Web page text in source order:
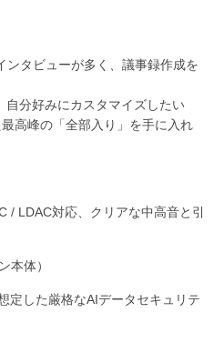
ンタビューが多く、議事録作成を
自分好みにカスタマイズしたい
高峰の「全部入り」を手に入れ
/ LDAC対応、クリアな中高音と引
本体）
定した厳格なAIデータセキュリテ